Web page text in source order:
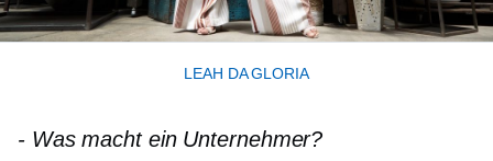
LEAH DA GLORIA
-Was macht ein Unternehmer?